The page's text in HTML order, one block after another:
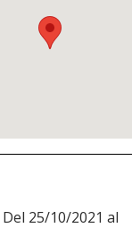
Del 25/10/2021 al